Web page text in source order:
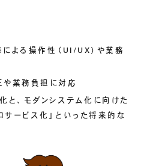
による操作性（UI/UX）や業務
や業務負担に対応
と、モダンシステム化に向けた
サービス化」といった将来的な